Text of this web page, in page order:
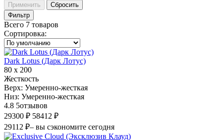
Применить
Сбросить
Фильтр
Всего 7 товаров
Сортировка:
Dark Lotus (Дарк Лотус)
80 х 200
Жесткость
Верх: Умеренно-жесткая
Низ: Умеренно-жесткая
4.8 5отзывов
29300 ₽ 58412 ₽
29112 ₽– вы сэкономите сегодня